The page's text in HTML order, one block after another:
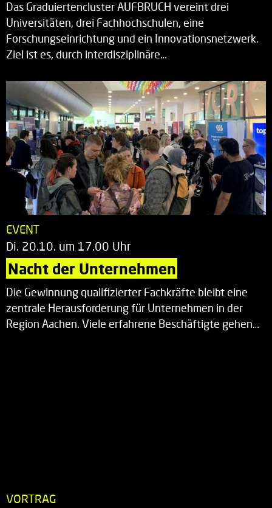
Das Graduiertencluster AUFBRUCH vereint drei
Universitäten, drei Fachhochschulen, eine
Forschungseinrichtung und ein Innovationsnetzwerk.
Ziel ist es, durch interdisziplinäre…
EVENT
Di. 20.10. um 17.00 Uhr
Nacht der Unternehmen
Die Gewinnung qualifizierter Fachkräfte bleibt eine
zentrale Herausforderung für Unternehmen in der
Region Aachen. Viele erfahrene Beschäftigte gehen…
VORTRAG